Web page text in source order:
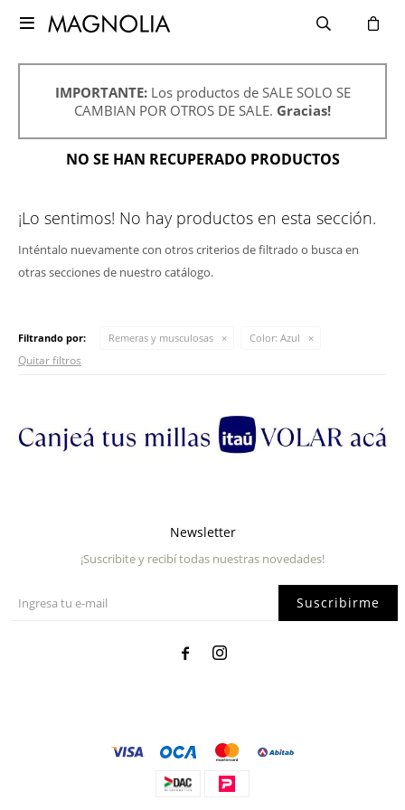

IMPORTANTE: Los productos de SALE SOLO SE
CAMBIAN POR OTROS DE SALE. Gracias!
NO SE HAN RECUPERADO PRODUCTOS
¡Lo sentimos! No hay productos en esta sección.
Inténtalo nuevamente con otros criterios de filtrado o busca en
otras secciones de nuestro catálogo.
Filtrando por: Remeras y musculosas Color: Azul
Quitar filtros
Newsletter
¡Suscribite y recibí todas nuestras novedades!
Suscribirme
 